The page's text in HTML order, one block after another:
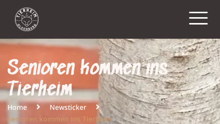
Senioren kommen ins
Tierheim
Home
Newsticker
Senioren kommen ins Tierheim